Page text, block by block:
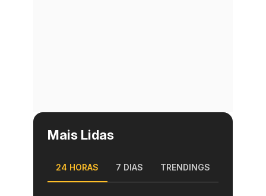
Mais Lidas
24 HORAS 7 DIAS TRENDINGS